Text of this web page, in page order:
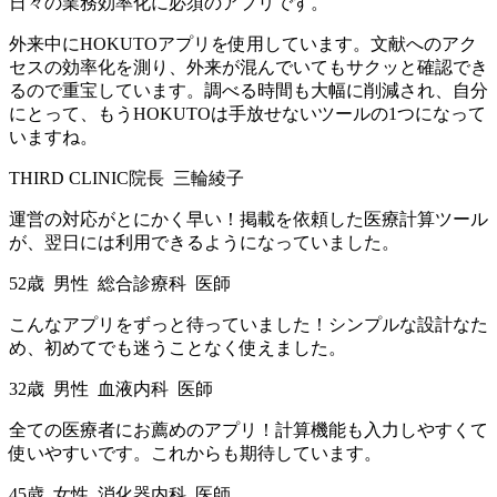
外来中にHOKUTOアプリを使用しています。文献へのアク
セスの効率化を測り、外来が混んでいてもサクッと確認でき
るので重宝しています。調べる時間も大幅に削減され、自分
にとって、もうHOKUTOは手放せないツールの1つになって
いますね。
THIRD CLINIC院長 三輪綾子
運営の対応がとにかく早い！掲載を依頼した医療計算ツール
が、翌日には利用できるようになっていました。
52歳 男性 総合診療科 医師
こんなアプリをずっと待っていました！シンプルな設計なた
め、初めてでも迷うことなく使えました。
32歳 男性 血液内科 医師
全ての医療者にお薦めのアプリ！計算機能も入力しやすくて
使いやすいです。これからも期待しています。